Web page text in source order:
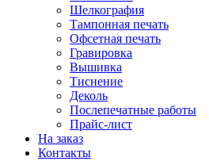
Шелкография
Тампонная печать
Офсетная печать
Гравировка
Вышивка
Тиснение
Деколь
Послепечатные работы
Прайс-лист
На заказ
Контакты